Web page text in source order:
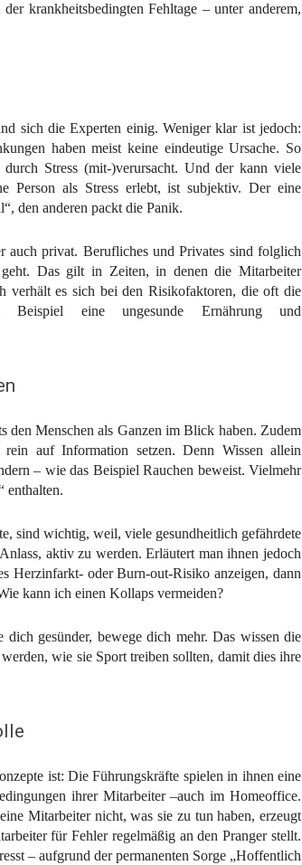
krankheitsbedingten Fehltage – unter anderem,
sich die Experten einig. Weniger klar ist jedoch:
haben meist keine eindeutige Ursache. So
Stress (mit-)verursacht. Und der kann viele
Person als Stress erlebt, ist subjektiv. Der eine
den anderen packt die Panik.
auch privat. Berufliches und Privates sind folglich
Das gilt in Zeiten, in denen die Mitarbeiter
verhält es sich bei den Risikofaktoren, die oft die
Beispiel eine ungesunde Ernährung und
den Menschen als Ganzen im Blick haben. Zudem
auf Information setzen. Denn Wissen allein
– wie das Beispiel Rauchen beweist. Vielmehr
enthalten.
sind wichtig, weil, viele gesundheitlich gefährdete
aktiv zu werden. Erläutert man ihnen jedoch
Herzinfarkt- oder Burn-out-Risiko anzeigen, dann
kann ich einen Kollaps vermeiden?
gesünder, bewege dich mehr. Das wissen die
wie sie Sport treiben sollten, damit dies ihre
ist: Die Führungskräfte spielen in ihnen eine
ihrer Mitarbeiter –auch im Homeoffice.
Mitarbeiter nicht, was sie zu tun haben, erzeugt
für Fehler regelmäßig an den Pranger stellt.
– aufgrund der permanenten Sorge „Hoffentlich